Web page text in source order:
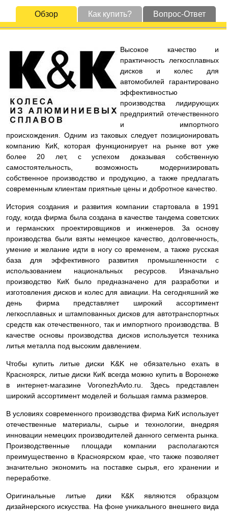
Обзор Как купить? Вопрос-Ответ
Высокое качество и
практичность легкосплавных
дисков и колес для
автомобилей гарантировано
эффективностью
производства лидирующих
предприятий отечественного
и импортного
происхождения. Одним из таковых следует позиционировать
компанию КиК, которая функционирует на рынке вот уже
более 20 лет, с успехом доказывая собственную
самостоятельность, возможность модернизировать
собственное производство и продукцию, а также предлагать
современным клиентам приятные цены и добротное качество.
История создания и развития компании стартовала в 1991
году, когда фирма была создана в качестве тандема советских
и германских проектировщиков и инженеров. За основу
производства были взяты немецкое качество, долговечность,
умение и желание идти в ногу со временем, а также русская
база для эффективного развития промышленности с
использованием национальных ресурсов. Изначально
производство КиК было предназначено для разработки и
изготовления дисков и колес для авиации. На сегодняшний же
день фирма представляет широкий ассортимент
легкосплавных и штампованных дисков для автотранспортных
средств как отечественного, так и импортного производства. В
качестве основы производства дисков используется техника
литья металла под высоким давлением.
Чтобы купить литые диски K&K не обязательно ехать в
Красноярск, литые диски КиК всегда можно купить в Воронеже
в интернет-магазине VoronezhAvto.ru. Здесь представлен
широкий ассортимент моделей и большая гамма размеров.
В условиях современного производства фирма КиК использует
отечественные материалы, сырье и технологии, внедряя
инновации немецких производителей данного сегмента рынка.
Производственные площади компании располагаются
преимущественно в Красноярском крае, что также позволяет
значительно экономить на поставке сырья, его хранении и
переработке.
Оригинальные литые дики К&К являются образцом
дизайнерского искусства. На фоне уникального внешнего вида